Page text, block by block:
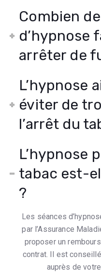
Combien
d’hypnose
arrêter de
L’hypnose
éviter de
l’arrêt du
L’hypnose
tabac est-
?
Les séances
par l’Assurance
proposer un
contrat. Il est
auprès de